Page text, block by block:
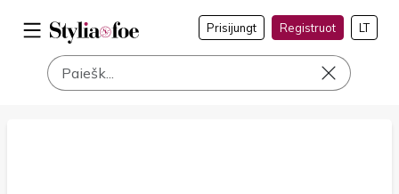
Prisijungt Registruot LT